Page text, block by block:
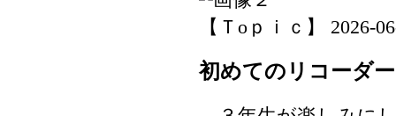
【Ｔoｐｉｃ】 2026-
初めてのリコーダー